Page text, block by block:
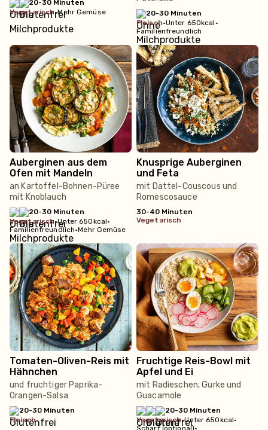
20-30 Minuten
vegetarisch•Mehr Gemüse
20-30 Minuten
fleisch•Unter 650kcal •
Familienfreundlich
Auberginen aus dem
Ofen mit Mandeln
an Kartoffel-Bohnen-Püree
mit Knoblauch
20-30 Minuten
vegetarisch•Unter 650kcal•
Familienfreundlich•Mehr Gemüse
Knusprige Auberginen
und Feta
mit Dattel-Couscous und
Romescosauce
30-40 Minuten
vegetarisch
Tomaten-Oliven-Reis mit
Hähnchen
und fruchtiger Paprika-
Orangen-Salsa
20-30 Minuten
fleisch
Fruchtige Reis-Bowl mit
Apfel und Ei
mit Radieschen, Gurke und
Guacamole
20-30 Minuten
vegetarisch•Unter 650kcal•
Scharf (optional)•